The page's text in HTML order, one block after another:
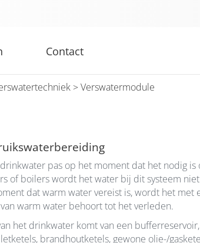
> Verswatermodule
pas op het moment dat het nodig
of boilers wordt het water bij dit systeem
dat warm water vereist is, wordt het
warm water behoort tot het verleden.
het drinkwater komt van een
brandhoutketels, gewone olie-/
Contact